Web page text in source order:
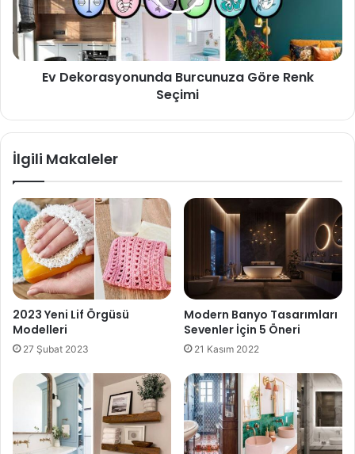
Ev Dekorasyonunda Burcunuza Göre Renk
Seçimi
İlgili Makaleler
2023 Yeni Lif Örgüsü
Modelleri
27 Şubat 2023
Modern Banyo Tasarımları
Sevenler İçin 5 Öneri
21 Kasım 2022